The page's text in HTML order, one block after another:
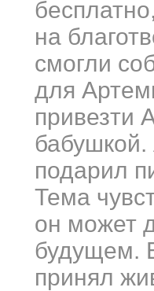
на
смогли
для
привезти
подарил
Тема
он может
будущем.
принял